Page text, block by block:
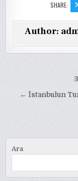
SHARE:
Author:
gezinmesi
← İstanbulun
Ara